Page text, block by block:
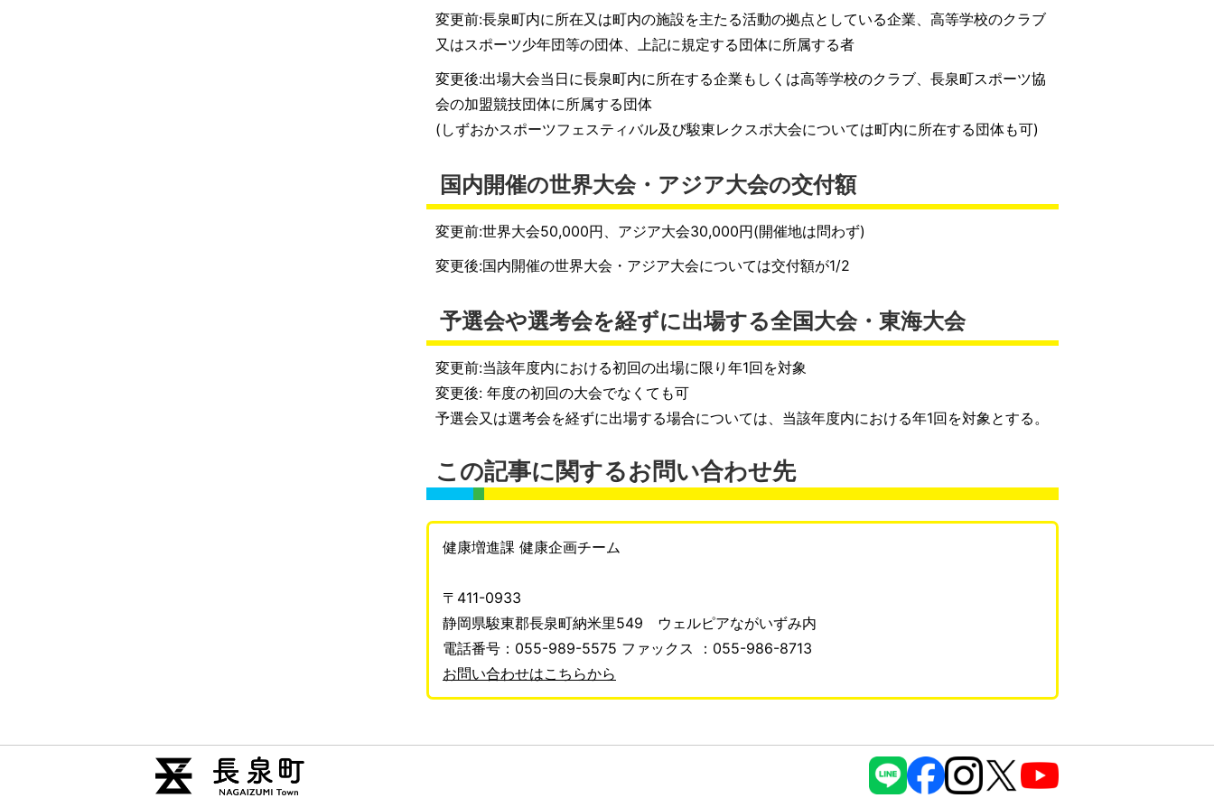
変更前:長泉町内に所在又は町内の施設を主たる活動の拠点としている企業、高等学校のクラブ
又はスポーツ少年団等の団体、上記に規定する団体に所属する者
変更後:出場大会当日に長泉町内に所在する企業もしくは高等学校のクラブ、長泉町スポーツ協
会の加盟競技団体に所属する団体
(しずおかスポーツフェスティバル及び駿東レクスポ大会については町内に所在する団体も可)
国内開催の世界大会・アジア大会の交付額
変更前:世界大会50,000円、アジア大会30,000円(開催地は問わず)
変更後:国内開催の世界大会・アジア大会については交付額が1/2
予選会や選考会を経ずに出場する全国大会・東海大会
変更前:当該年度内における初回の出場に限り年1回を対象
変更後: 年度の初回の大会でなくても可
予選会又は選考会を経ずに出場する場合については、当該年度内における年1回を対象とする。
この記事に関するお問い合わせ先
健康増進課 健康企画チーム
〒411-0933
静岡県駿東郡長泉町納米里549 ウェルピアながいずみ内
電話番号：055-989-5575 ファックス ：055-986-8713
お問い合わせはこちらから